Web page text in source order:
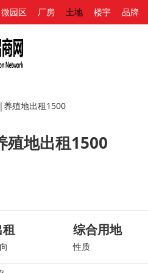
微园区 厂房 土地 楼宇 品牌
殖地出租1500
地出租1500
租 综合用地
性质